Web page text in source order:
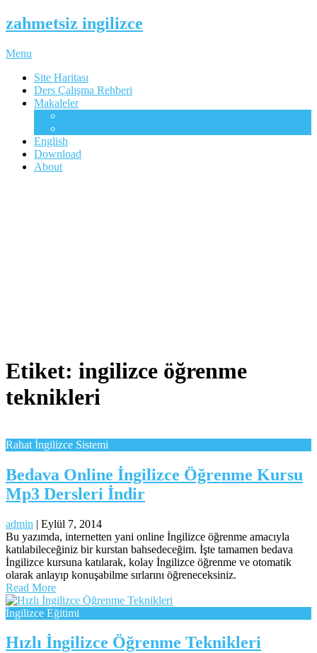
zahmetsiz ingilizce
Menu
Site Haritası
Ders Çalışma Rehberi
Makaleler
English
Download
About
Etiket: ingilizce öğrenme
teknikleri
Rahat İngilizce Sistemi
Bedava Online İngilizce Öğrenme Kursu
Mp3 Dersleri İndir
admin | Eylül 7, 2014
Bu yazımda, internetten yani online İngilizce öğrenme amacıyla
katılabileceğiniz bir kurstan bahsedeceğim. İşte tamamen bedava
İngilizce kursuna katılarak, kolay İngilizce öğrenme ve otomatik
olarak anlayıp konuşabilme sırlarını öğreneceksiniz.
Read More
İngilizce Eğitimi
Hızlı İngilizce Öğrenme Teknikleri